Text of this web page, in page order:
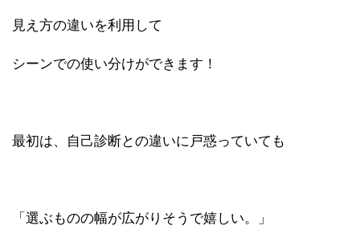
見え方の違いを利用して
シーンでの使い分けができます！
最初は、自己診断との違いに戸惑っていても
「選ぶものの幅が広がりそうで嬉しい。」